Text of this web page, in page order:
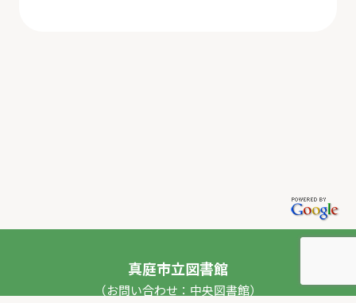
真庭市立図書館
（お問い合わせ：中央図書館）